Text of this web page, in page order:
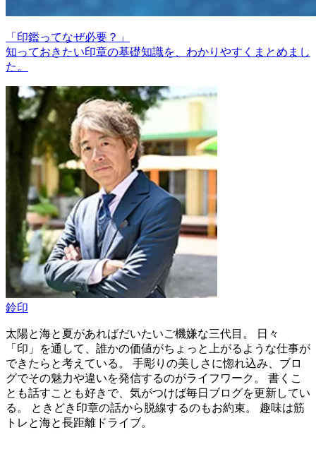
「印鑑ってなぜ必要？」
知っておきたい印章の基礎知識を、わかりやすくまとめまし
た。
鈴印
太陽と海と夏があればだいたいご機嫌な三代目。 日々
「印」を通して、誰かの価値がちょっと上がるような仕事が
できたらと考えている。 手彫りの美しさに惚れ込み、ブロ
グでその魅力や違いを発信するのがライフワーク。 書くこ
とも話すことも好きで、気がつけば毎日ブログを更新してい
る。 ときどき印章の話から脱線するのもお約束。 趣味は筋
トレと海と長距離ドライブ。